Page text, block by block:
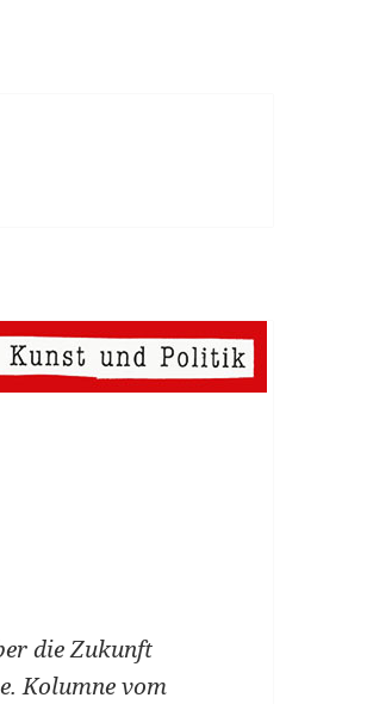
die Zukunft
Kolumne vom